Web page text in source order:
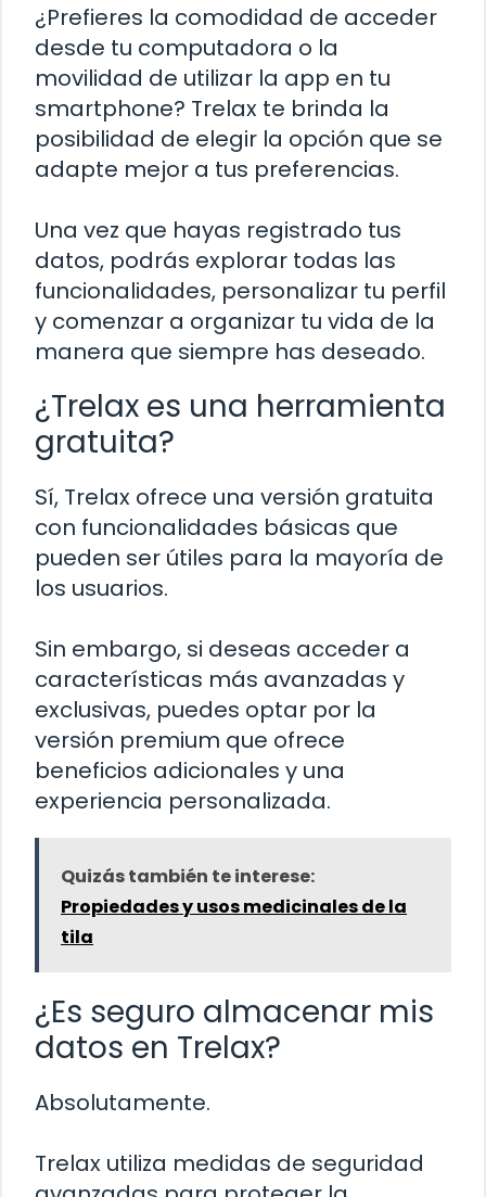
¿Prefieres la comodidad de acceder
desde tu computadora o la
movilidad de utilizar la app en tu
smartphone? Trelax te brinda la
posibilidad de elegir la opción que se
adapte mejor a tus preferencias.
Una vez que hayas registrado tus
datos, podrás explorar todas las
funcionalidades, personalizar tu perfil
y comenzar a organizar tu vida de la
manera que siempre has deseado.
¿Trelax es una herramienta
gratuita?
Sí, Trelax ofrece una versión gratuita
con funcionalidades básicas que
pueden ser útiles para la mayoría de
los usuarios.
Sin embargo, si deseas acceder a
características más avanzadas y
exclusivas, puedes optar por la
versión premium que ofrece
beneficios adicionales y una
experiencia personalizada.
Quizás también te interese:
Propiedades y usos medicinales de la
tila
¿Es seguro almacenar mis
datos en Trelax?
Absolutamente.
Trelax utiliza medidas de seguridad